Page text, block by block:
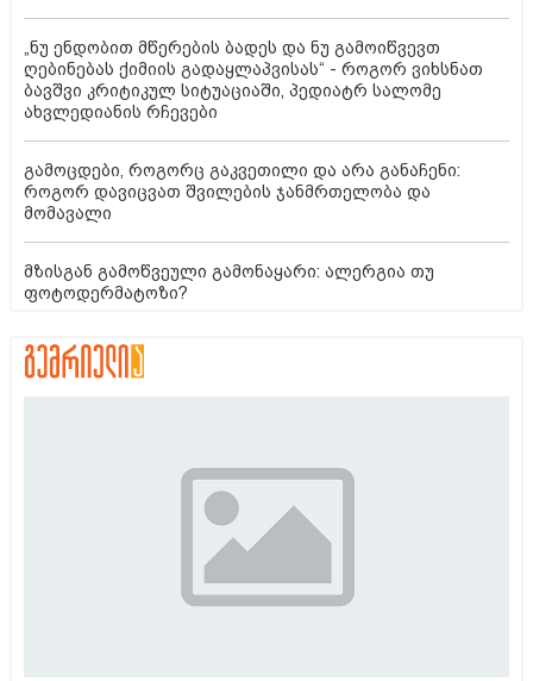
„ნუ ენდობით მწერების ბადეს და ნუ გამოიწვევთ
ღებინებას ქიმიის გადაყლაპვისას“ - როგორ ვიხსნათ
ბავშვი კრიტიკულ სიტუაციაში, პედიატრ სალომე
ახვლედიანის რჩევები
გამოცდები, როგორც გაკვეთილი და არა განაჩენი:
როგორ დავიცვათ შვილების ჯანმრთელობა და
მომავალი
მზისგან გამოწვეული გამონაყარი: ალერგია თუ
ფოტოდერმატოზი?